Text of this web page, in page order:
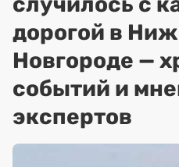
дорогой в
Новгороде —
событий и
экспертов